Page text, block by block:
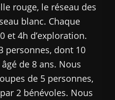
rouge, le réseau des
blanc. Chaque
et 4h d’exploration.
personnes, dont 10
de 8 ans. Nous
de 5 personnes,
2 bénévoles. Nous